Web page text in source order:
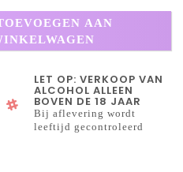
AAN
LET OP: VERKOOP VAN
ALCOHOL ALLEEN
BOVEN DE 18 JAAR
Bij aflevering wordt
leeftijd gecontroleerd